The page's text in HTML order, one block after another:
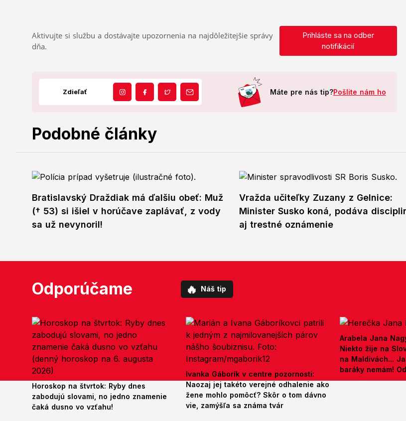
Aktivujte si službu a dostávajte upozornenia na najdôležitejšie správy
dňa.
Prihláste sa na odber
notifikácií
Zdieľať Máte pre nás tip?Pošlite nám ho
Podobné články
Bratislavský Draždiak má ďalšiu obeť: Muž
(† 53) si išiel v horúčave zaplávať, z vody
sa už nevynoril!
Vražda učiteľky Zuzany z Gelnice:
Minister Susko koná, podáva
aj trestné oznámenie
Odporúčame 🔥 Náš tip
Horoskop na štvrtok: Ryby dnes
zabodujú slovami, no jedno znamenie
čaká dusno vo vzťahu!
Ivanka Gáborík v centre pozornosti:
Naozaj jej takéto verejné odhalenie ako
žene mohlo pomôcť? Skôr o tom dávno
vie, zamýšľa sa známa tvár
Arabela Jana
Niekto žije na
na Maldivách...
baráky nemám!